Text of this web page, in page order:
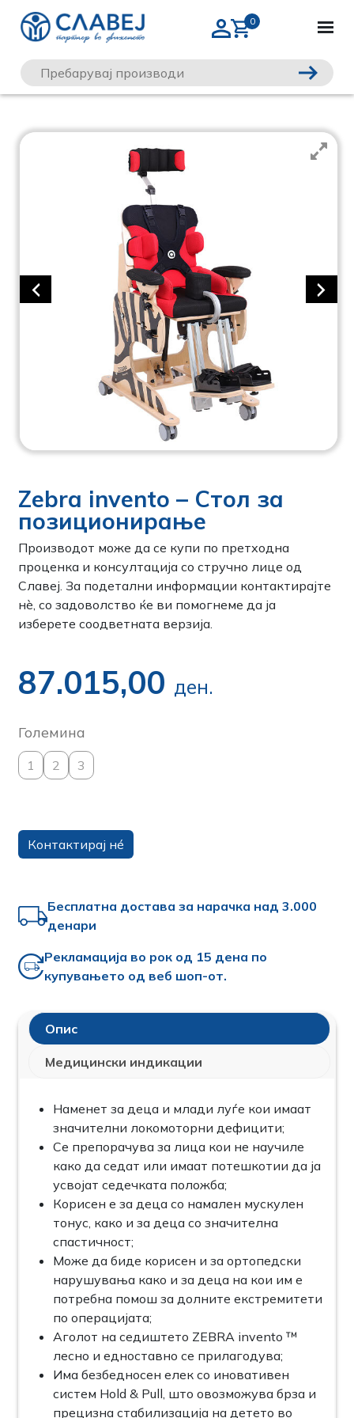
Zebra invento – Стол за
позиционирање
Производот може да се купи по претходна
проценка и консултација со стручно лице од
Славеј. За подетални информации контактирајте
нѐ, со задоволство ќе ви помогнеме да ја
изберете соодветната верзија.
87.015,00 ден.
Големина
1 2 3
Контактирај нé
Бесплатна достава за нарачка над 3.000
денари
Рекламација во рок од 15 дена по
купувањето од веб шоп-от.
Опис
Медицински индикации
Наменет за деца и млади луѓе кои имаат
значителни локомоторни дефицити;
Се препорачува за лица кои не научиле
како да седат или имаат потешкотии да ја
усвојат седечката положба;
Корисен е за деца со намален мускулен
тонус, како и за деца со значителна
спастичност;
Може да биде корисен и за ортопедски
нарушувања како и за деца на кои им е
потребна помош за долните екстремитети
по операцијата;
Аголот на седиштето ZEBRA invento ™
лесно и едноставно се прилагодува;
Има безбедносен елек со иновативен
систем Hold & Pull, што овозможува брза и
прецизна стабилизација на детето во